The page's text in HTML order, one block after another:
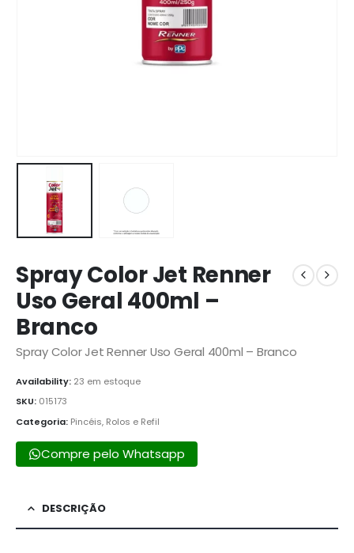
Spray Color Jet Renner
Uso Geral 400ml –
Branco
Spray Color Jet Renner Uso Geral 400ml – Branco
Availability: 23 em estoque
SKU: 015173
Categoria: Pincéis, Rolos e Refil
Compre pelo Whatsapp
DESCRIÇÃO